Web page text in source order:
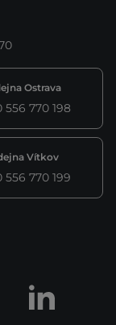
Ostrava
556 770 198
Vítkov
556 770 199
LinkedIn